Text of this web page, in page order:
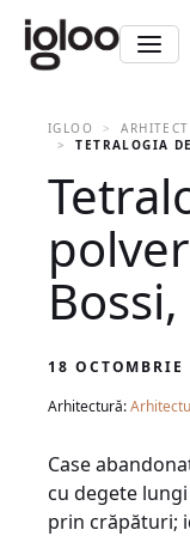
IGLOO
TETRALOGIA
18 OCTOMBRIE
Arhitectură:
Case
cu degete
prin crăpături;